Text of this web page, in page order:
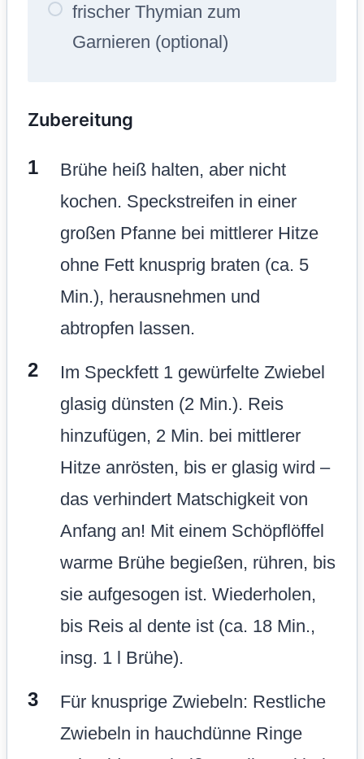
frischer Thymian zum
Garnieren (optional)
Zubereitung
Brühe heiß halten, aber nicht
kochen. Speckstreifen in einer
großen Pfanne bei mittlerer Hitze
ohne Fett knusprig braten (ca. 5
Min.), herausnehmen und
abtropfen lassen.
Im Speckfett 1 gewürfelte Zwiebel
glasig dünsten (2 Min.). Reis
hinzufügen, 2 Min. bei mittlerer
Hitze anrösten, bis er glasig wird –
das verhindert Matschigkeit von
Anfang an! Mit einem Schöpflöffel
warme Brühe begießen, rühren, bis
sie aufgesogen ist. Wiederholen,
bis Reis al dente ist (ca. 18 Min.,
insg. 1 l Brühe).
Für knusprige Zwiebeln: Restliche
Zwiebeln in hauchdünne Ringe